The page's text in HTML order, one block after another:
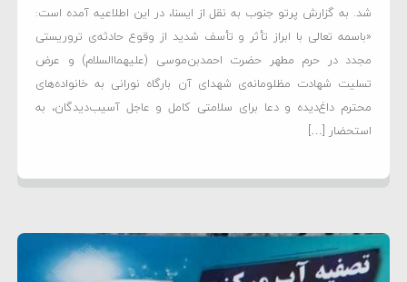
شد. به گزارش پرتو جنوب به نقل از ایسنا، در این اطلاعیه آمده است:
«باسمه تعالی با ابراز تأثر و تأسف شدید از وقوع حادثه‌ی تروریستی
مجدد در حرم مطهر حضرت احمدبن‌موسی (علیهماالسلام) و عرض
تسلیت شهادت مظلومانه‌ی شهدای آن بارگاه نورانی به خانواده‌های
محترم داغ‌دیده و دعا برای سلامتی کامل و عاجل آسیب‌دیدگان، به
استحضار […]